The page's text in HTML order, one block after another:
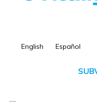
English Español